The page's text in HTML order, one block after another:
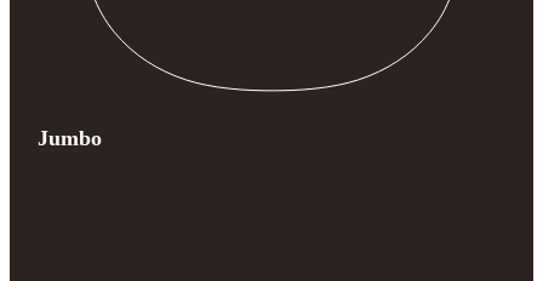
Jumbo